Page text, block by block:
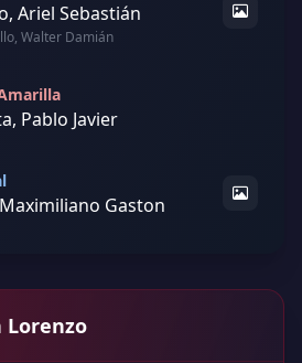
Ariel Sebastián
Walter Damián
Pablo Javier
Gaston
Lorenzo